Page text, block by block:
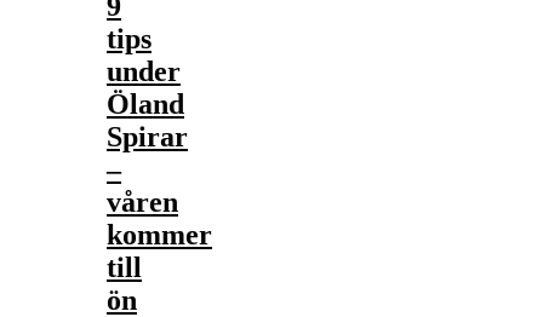
tips
under
Öland
Spirar
–
våren
kommer
till
ön